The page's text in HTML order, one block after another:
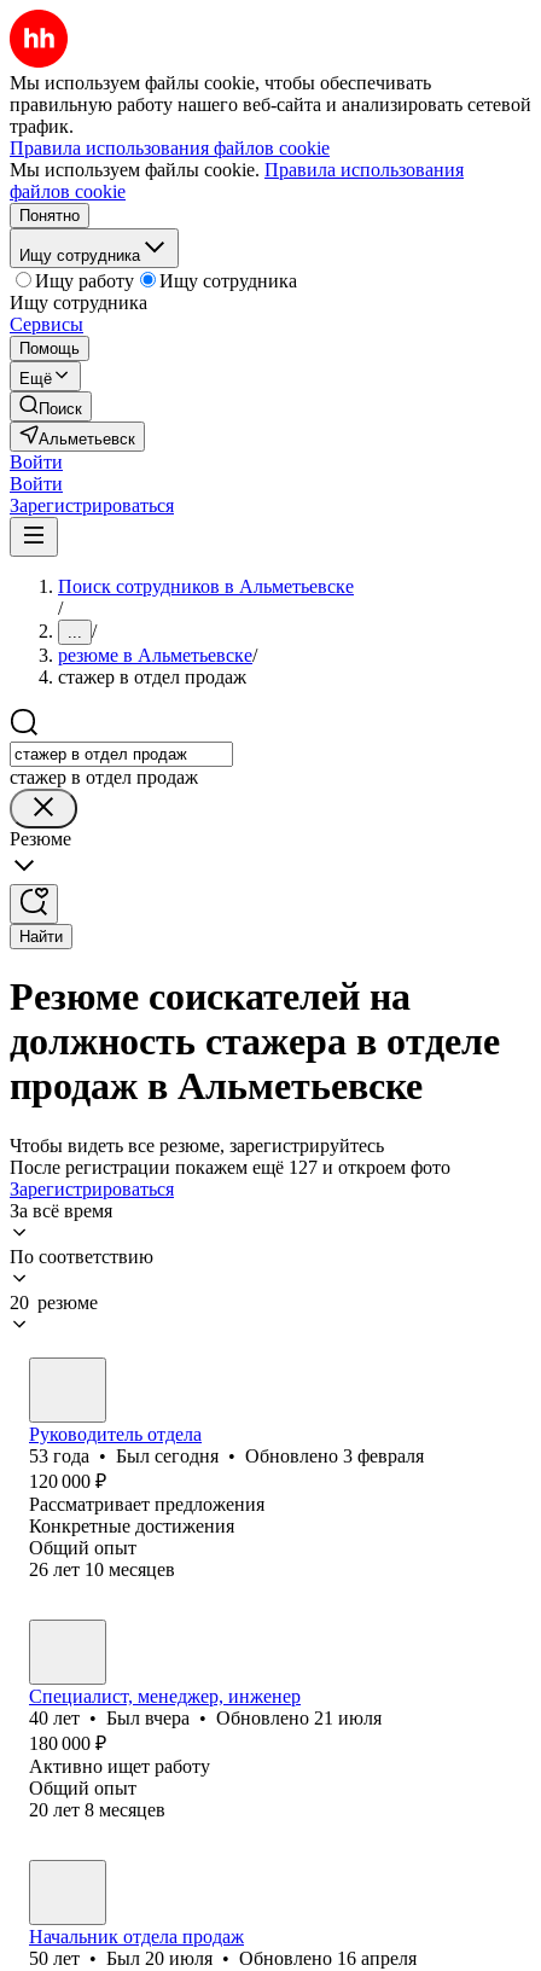
Мы используем файлы cookie, чтобы обеспечивать
правильную работу нашего веб-сайта и анализировать сетевой
трафик.
Правила использования файлов cookie
Мы используем файлы cookie. Правила использования
файлов cookie
Понятно
Ищу сотрудника
Ищу работу
Ищу сотрудника
Ищу сотрудника
Сервисы
Помощь
Ещё
Поиск
Альметьевск
Войти
Войти
Зарегистрироваться
Поиск сотрудников в Альметьевске
/
... /
резюме в Альметьевске/
стажер в отдел продаж
стажер в отдел продаж
Резюме
Найти
Резюме соискателей на
должность стажера в отделе
продаж в Альметьевске
Чтобы видеть все резюме, зарегистрируйтесь
После регистрации покажем ещё 127 и откроем фото
Зарегистрироваться
За всё время
По соответствию
20 резюме
Руководитель отдела
53 года • Был сегодня • Обновлено 3 февраля
120 000 ₽
Рассматривает предложения
Конкретные достижения
Общий опыт
26 лет 10 месяцев
Специалист, менеджер, инженер
40 лет • Был вчера • Обновлено 21 июля
180 000 ₽
Активно ищет работу
Общий опыт
20 лет 8 месяцев
Начальник отдела продаж
50 лет • Был 20 июля • Обновлено 16 апреля